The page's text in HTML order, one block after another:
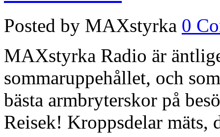
Posted by MAXstyrka 0
MAXstyrka Radio är
sommaruppehållet, och
bästa armbryterskor på
Reisek! Kroppsdelar mäts,